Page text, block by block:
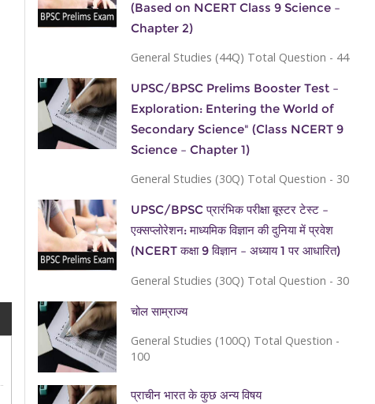
(Based on NCERT Class 9 Science –
Chapter 2)
General Studies (44Q) Total Question - 44
UPSC/BPSC Prelims Booster Test –
Exploration: Entering the World of
Secondary Science" (Class NCERT 9
Science – Chapter 1)
General Studies (30Q) Total Question - 30
UPSC/BPSC प्रारंभिक परीक्षा बूस्टर टेस्ट –
एक्सप्लोरेशन: माध्यमिक विज्ञान की दुनिया में प्रवेश
(NCERT कक्षा 9 विज्ञान – अध्याय 1 पर आधारित)
General Studies (30Q) Total Question - 30
चोल साम्राज्य
General Studies (100Q) Total Question -
100
प्राचीन भारत के कुछ अन्य विषय